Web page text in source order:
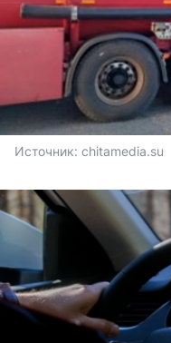
Источник: chitamedia.su